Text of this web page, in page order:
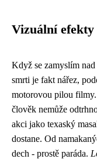
Vizuální efekty
Když se zamyslím
smrti je fakt nářez,
motorovou pilou filmy.
člověk nemůže
akci jako texaský
dostane. Od
dech - prostě paráda.